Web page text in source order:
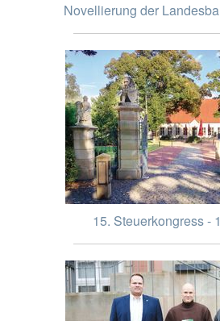
Novellierung der
15. Steuerkongress -